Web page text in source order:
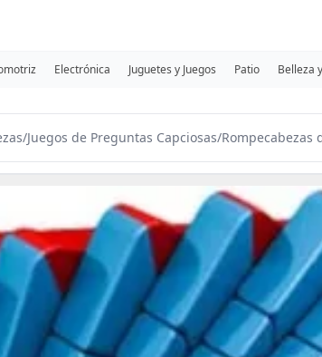
Electrónica Juguetes y Juegos Patio Belleza
/Juegos de Preguntas Capciosas/Rompecabezas